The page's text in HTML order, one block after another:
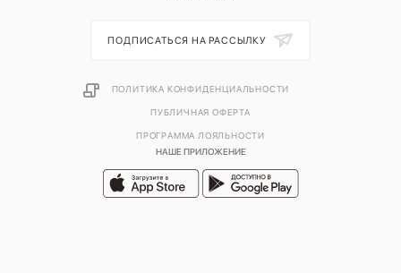
НАШЕ ПРИЛОЖЕНИЕ
ПОДПИСАТЬСЯ НА РАССЫЛКУ
ПОЛИТИКА КОНФИДЕНЦИАЛЬНОСТИ
ПУБЛИЧНАЯ ОФЕРТА
ПРОГРАММА ЛОЯЛЬНОСТИ